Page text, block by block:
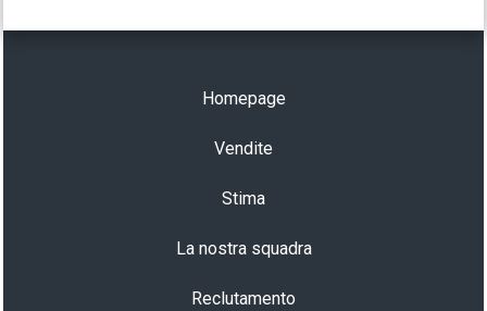
Homepage
Vendite
Stima
La nostra squadra
Reclutamento